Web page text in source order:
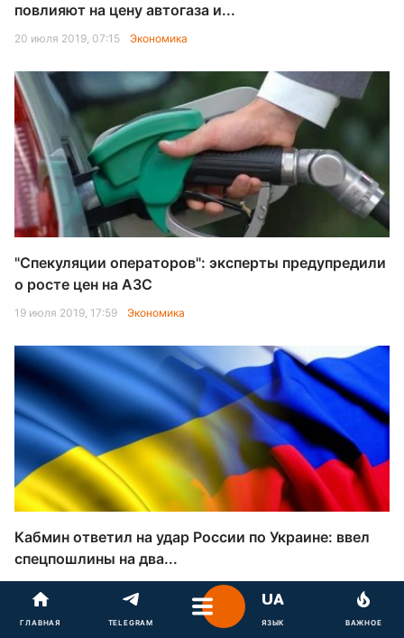
повлияют на цену автогаза и...
20 июля 2019, 07:15 Экономика
"Спекуляции операторов": эксперты предупредили
о росте цен на АЗС
19 июля 2019, 17:59 Экономика
Кабмин ответил на удар России по Украине: ввел
спецпошлины на два...
ГЛАВНАЯ TELEGRAM ЯЗЫК ВАЖНОЕ